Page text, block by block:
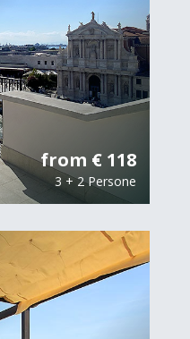
from € 118
3 + 2 Persone